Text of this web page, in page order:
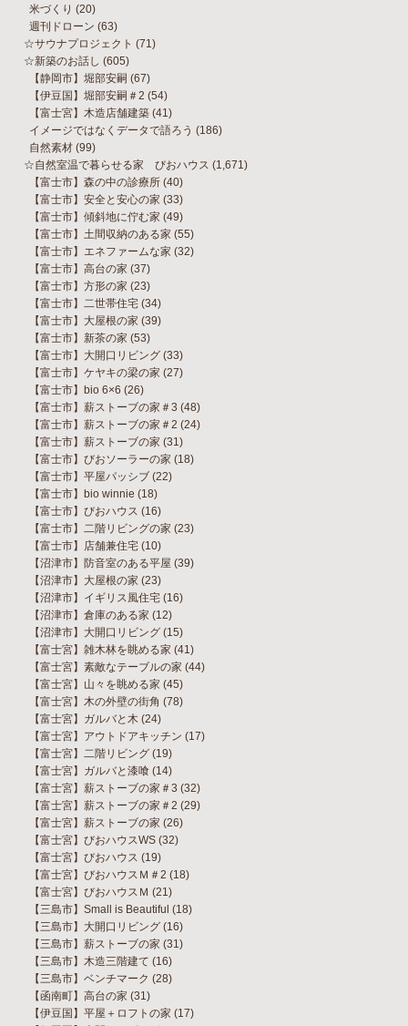
米づくり (20)
週刊ドローン (63)
☆サウナプロジェクト (71)
☆新築のお話し (605)
【静岡市】堀部安嗣 (67)
【伊豆国】堀部安嗣＃2 (54)
【富士宮】木造店舗建築 (41)
イメージではなくデータで語ろう (186)
自然素材 (99)
☆自然室温で暮らせる家 びおハウス (1,671)
【富士市】森の中の診療所 (40)
【富士市】安全と安心の家 (33)
【富士市】傾斜地に佇む家 (49)
【富士市】土間収納のある家 (55)
【富士市】エネファームな家 (32)
【富士市】高台の家 (37)
【富士市】方形の家 (23)
【富士市】二世帯住宅 (34)
【富士市】大屋根の家 (39)
【富士市】新茶の家 (53)
【富士市】大開口リビング (33)
【富士市】ケヤキの梁の家 (27)
【富士市】bio 6×6 (26)
【富士市】薪ストーブの家＃3 (48)
【富士市】薪ストーブの家＃2 (24)
【富士市】薪ストーブの家 (31)
【富士市】びおソーラーの家 (18)
【富士市】平屋パッシブ (22)
【富士市】bio winnie (18)
【富士市】びおハウス (16)
【富士市】二階リビングの家 (23)
【富士市】店舗兼住宅 (10)
【沼津市】防音室のある平屋 (39)
【沼津市】大屋根の家 (23)
【沼津市】イギリス風住宅 (16)
【沼津市】倉庫のある家 (12)
【沼津市】大開口リビング (15)
【富士宮】雑木林を眺める家 (41)
【富士宮】素敵なテーブルの家 (44)
【富士宮】山々を眺める家 (45)
【富士宮】木の外壁の街角 (78)
【富士宮】ガルバと木 (24)
【富士宮】アウトドアキッチン (17)
【富士宮】二階リビング (19)
【富士宮】ガルバと漆喰 (14)
【富士宮】薪ストーブの家＃3 (32)
【富士宮】薪ストーブの家＃2 (29)
【富士宮】薪ストーブの家 (26)
【富士宮】びおハウスWS (32)
【富士宮】びおハウス (19)
【富士宮】びおハウスＭ＃2 (18)
【富士宮】びおハウスＭ (21)
【三島市】Small is Beautiful (18)
【三島市】大開口リビング (16)
【三島市】薪ストーブの家 (31)
【三島市】木造三階建て (16)
【三島市】ベンチマーク (28)
【函南町】高台の家 (31)
【伊豆国】平屋＋ロフトの家 (17)